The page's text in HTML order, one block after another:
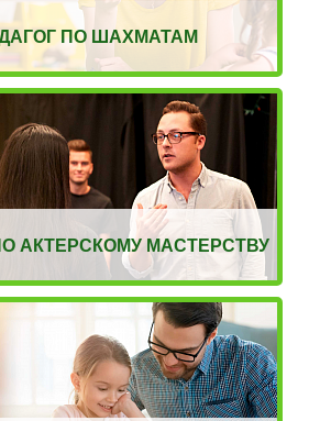
ПО ШАХМАТАМ
АКТЕРСКОМУ МАСТЕРСТВУ